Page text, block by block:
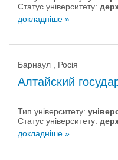
Статус університету:
докладніше »
Барнаул , Росія
Алтайский
Тип університету:
Статус університету:
докладніше »